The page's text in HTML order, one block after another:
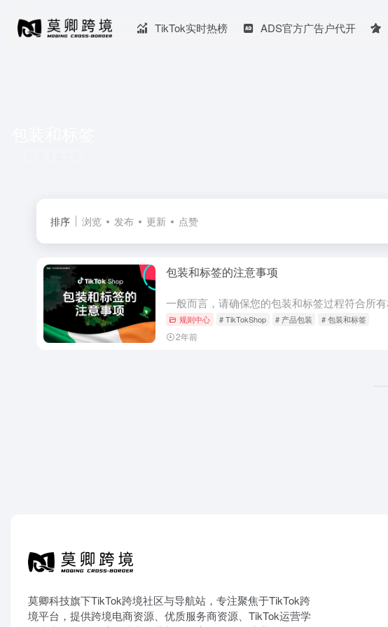
TikTok实时热榜 ADS官方广告户代开
排序 浏览 发布 更新 点赞
包装和标签的注意事项
规则中心 # TikTokShop # 产品包装 # 包装和标签
2年前
莫卿科技旗下TikTok跨境社区与导航站，专注聚焦于TikTok跨
境平台，提供跨境电商资源、优质服务商资源、TikTok运营学